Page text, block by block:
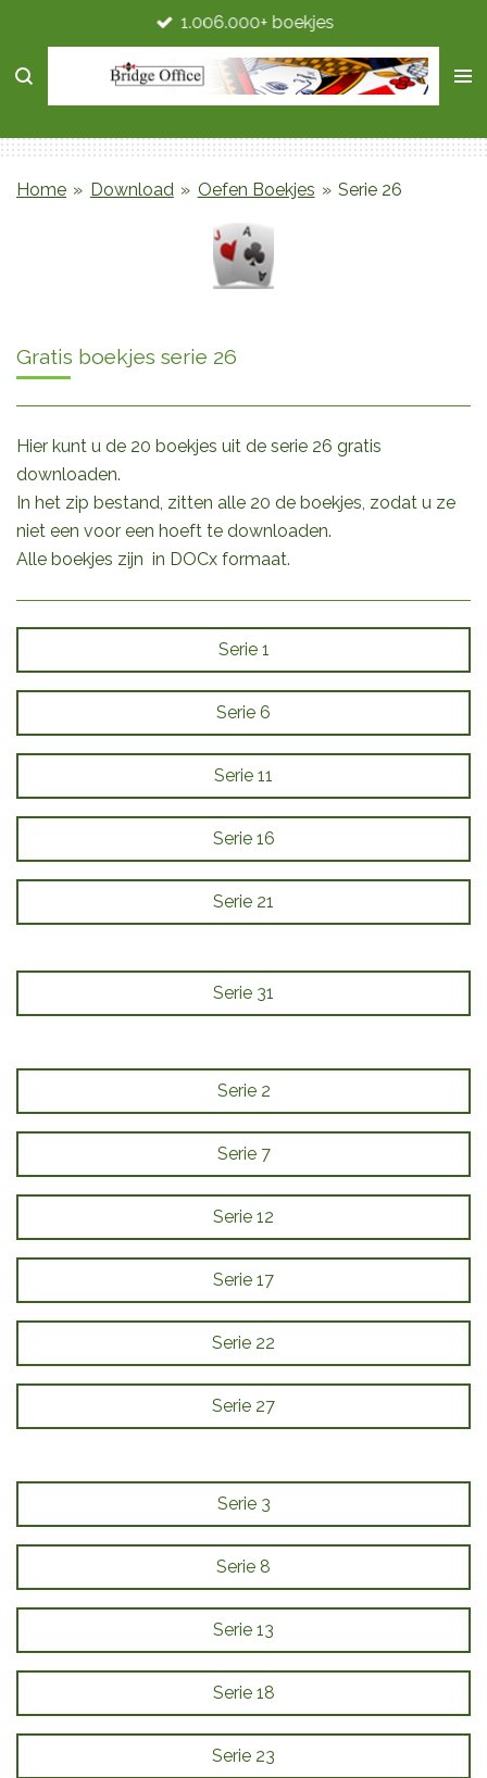
direct
naar
hoofdinhoud
1.006.000+ boekjes
Home » Download » Oefen Boekjes » Serie 26
Gratis boekjes serie 26
Hier kunt u de 20 boekjes uit de serie 26 gratis
downloaden.
In het zip bestand, zitten alle 20 de boekjes, zodat u ze
niet een voor een hoeft te downloaden.
Alle boekjes zijn in DOCx formaat.
Serie 1
Serie 6
Serie 11
Serie 16
Serie 21
Serie 31
Serie 2
Serie 7
Serie 12
Serie 17
Serie 22
Serie 27
Serie 3
Serie 8
Serie 13
Serie 18
Serie 23